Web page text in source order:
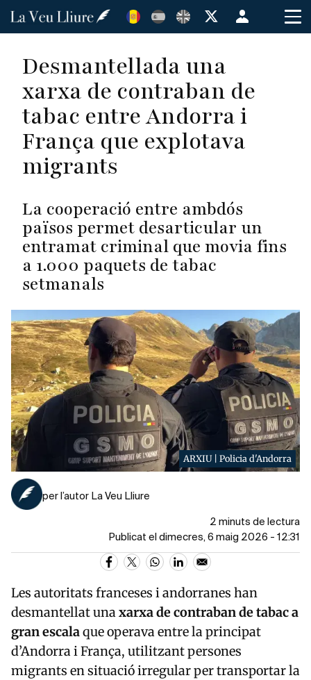
Vés
Menú
de
usuario
Desmantellada una
xarxa de contraban de
tabac entre Andorra i
França que explotava
migrants
La cooperació entre ambdós
països permet desarticular un
entramat criminal que movia fins
a 1.000 paquets de tabac
setmanals
ARXIU | Policia d'Andorra
per l’autor La Veu Lliure
2 minuts de lectura
Publicat el dimecres, 6 maig 2026 - 12:31
Les autoritats franceses i andorranes han
desmantellat unaxarxa de contraban de tabac a
gran escalaque operava entre la principat
d’Andorra i França, utilitzant persones
migrants en situació irregular per transportar la